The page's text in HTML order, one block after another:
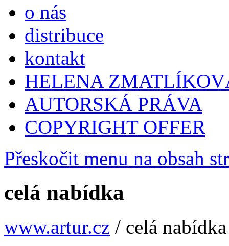
o nás
distribuce
kontakt
HELENA
AUTORSKÁ PRÁVA
COPYRIGHT OFFER
Přeskočit menu na obsah
celá nabídka
www.artur.cz / celá nabídka